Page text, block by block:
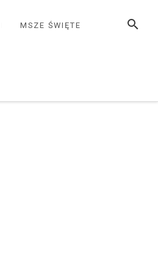
SZUKAJ
MSZE ŚWIĘTE